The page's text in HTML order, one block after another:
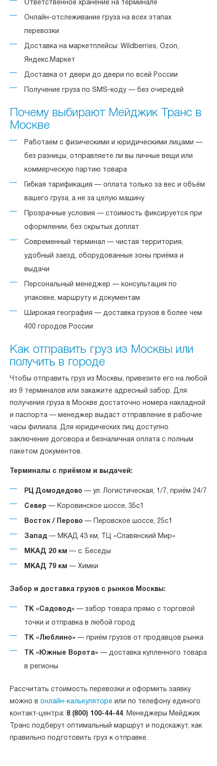
Ответственное хранение на терминале
Онлайн-отслеживание груза на всех этапах
перевозки
Доставка на маркетплейсы: Wildberries, Ozon,
Яндекс.Маркет
Доставка от двери до двери по всей России
Получение груза по SMS-коду — без очередей
Почему выбирают Мейджик Транс в
Москве
Работаем с физическими и юридическими лицами —
без разницы, отправляете ли вы личные вещи или
коммерческую партию товара
Гибкая тарификация — оплата только за вес и объём
вашего груза, а не за целую машину
Прозрачные условия — стоимость фиксируется при
оформлении, без скрытых доплат
Современный терминал — чистая территория,
удобный заезд, оборудованные зоны приёма и
выдачи
Персональный менеджер — консультация по
упаковке, маршруту и документам
Широкая география — доставка грузов в более чем
400 городов России
Как отправить груз из Москвы или
получить в городе
Чтобы отправить груз из Москвы, привезите его на любой
из 9 терминалов или закажите адресный забор. Для
получения груза в Москве достаточно номера накладной
и паспорта — менеджер выдаст отправление в рабочие
часы филиала. Для юридических лиц доступно
заключение договора и безналичная оплата с полным
пакетом документов.
Терминалы с приёмом и выдачей:
РЦ Домодедово — ул. Логистическая, 1/7, приём 24/7
Север — Коровинское шоссе, 35с1
Восток / Перово — Перовское шоссе, 25с1
Запад — МКАД 43 км, ТЦ «Славянский Мир»
МКАД 20 км — с. Беседы
МКАД 79 км — Химки
Забор и доставка грузов с рынков Москвы:
ТК «Садовод» — забор товара прямо с торговой
точки и отправка в любой город
ТК «Люблино» — приём грузов от продавцов рынка
ТК «Южные Ворота» — доставка купленного товара
в регионы
Рассчитать стоимость перевозки и оформить заявку
можно в онлайн-калькуляторе или по телефону единого
контакт-центра: 8 (800) 100-44-44. Менеджеры Мейджик
Транс подберут оптимальный маршрут и подскажут, как
правильно подготовить груз к отправке.